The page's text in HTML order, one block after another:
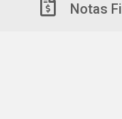
Notas